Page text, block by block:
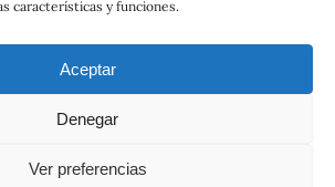
características y funciones.
Aceptar
Denegar
Ver preferencias
|maria@viajeselmensajero.com